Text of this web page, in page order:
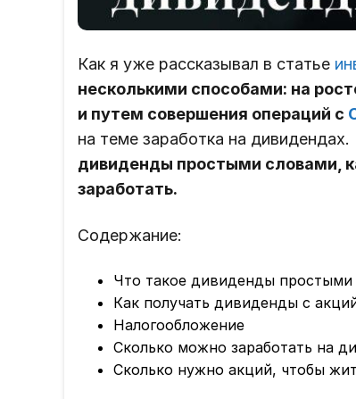
Как я уже рассказывал в статье
несколькими способами: на
и путем совершения операций с
на теме заработка на
дивиденды простыми словами,
заработать.
Содержание:
Что такое дивиденды простыми
Как получать дивиденды с
Налогообложение
Сколько можно заработать на
Сколько нужно акций, чтобы